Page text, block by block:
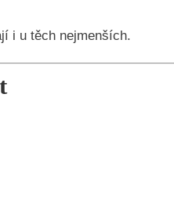
i u těch nejmenších.